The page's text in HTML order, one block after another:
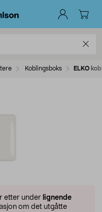
Koblingsboks ELKO
etter under lignende
om det utgåtte